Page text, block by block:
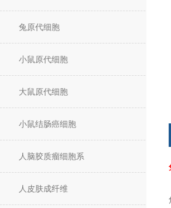
兔原代细胞
小鼠原代细胞
大鼠原代细胞
小鼠结肠癌细胞
人脑胶质瘤细胞系
人皮肤成纤维